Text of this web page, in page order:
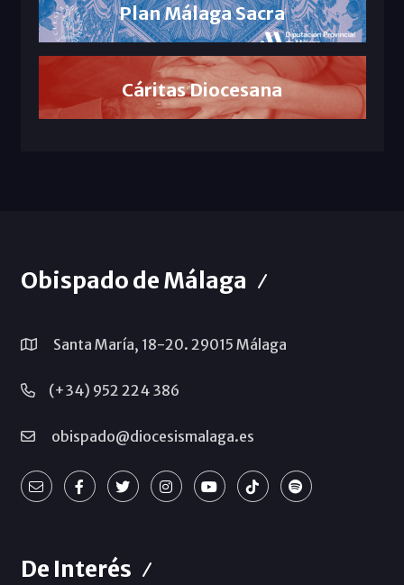
Plan Málaga Sacra
Cáritas Diocesana
Obispado de Málaga
Santa María, 18-20. 29015 Málaga
(+34) 952 224 386
obispado@diocesismalaga.es
De Interés